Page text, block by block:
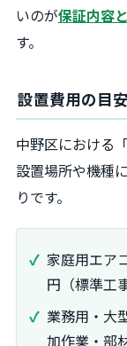
いのが保証内容
す。
設置費用の目安
中野区における
設置場所や機種
りです。
家庭用エア
円（標準工
業務用・大
加作業・部